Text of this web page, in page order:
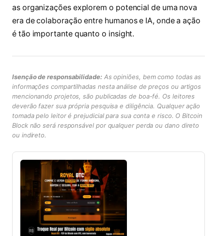
as organizações explorem o potencial de uma nova
era de colaboração entre humanos e IA, onde a ação
é tão importante quanto o insight.
Isenção de responsabilidade:As opiniões, bem como todas as
informações compartilhadas nesta análise de preços ou artigos
mencionando projetos, são publicadas de boa-fé. Os leitores
deverão fazer sua própria pesquisa e diligência. Qualquer ação
tomada pelo leitor é prejudicial para sua conta e risco. O Bitcoin
Block não será responsável por qualquer perda ou dano direto
ou indireto.